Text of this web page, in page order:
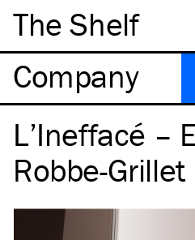
The Shelf
Company
L’Ineffacé –
Robbe-Grillet